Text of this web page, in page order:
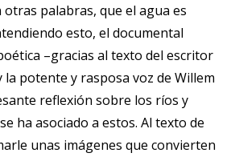
palabras, que el agua es
esto, el documental
–gracias al texto del escritor
potente y rasposa voz de Willem
reflexión sobre los ríos y
ha asociado a estos. Al texto de
unas imágenes que convierten